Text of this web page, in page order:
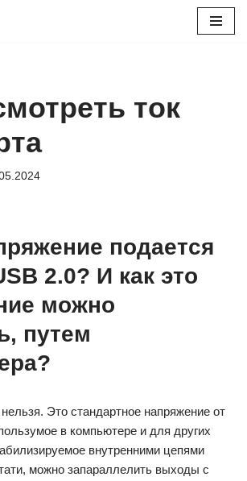
ток
подается
2.0? И как это
можно
путем
Это стандартное напряжение от
в компьютере и для других
внутренними цепями
можно запараллелить выходы с